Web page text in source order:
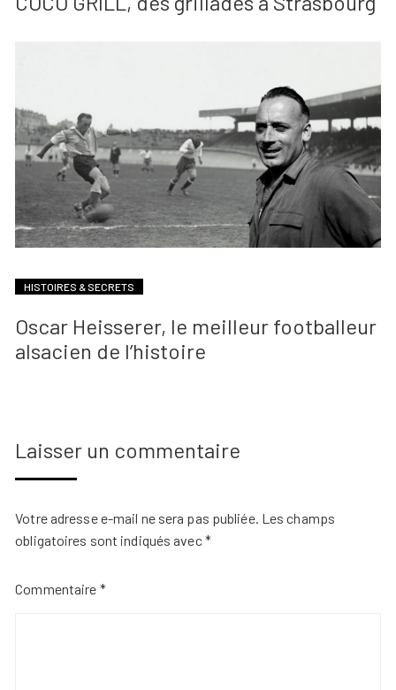
HISTOIRES & SECRETS
Oscar Heisserer, le meilleur footballeur
alsacien de l’histoire
Laisser un commentaire
Votre adresse e-mail ne sera pas publiée. Les champs
obligatoires sont indiqués avec*
Commentaire *